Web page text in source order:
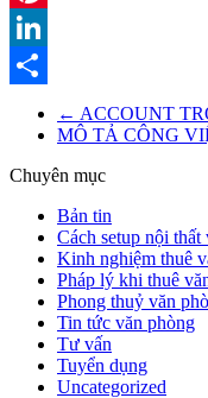
Pinterest
LinkedIn
← ACCOUNT
MÔ TẢ CÔNG
Chuyên mục
Bản tin
Cách setup nội thất
Kinh nghiệm thuê
Pháp lý khi thuê
Phong thuỷ văn
Tin tức văn phòng
Tư vấn
Tuyển dụng
Uncategorized